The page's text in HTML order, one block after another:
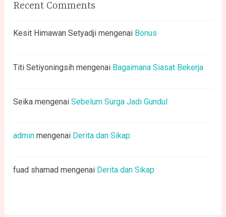
Recent Comments
Kesit Himawan Setyadji mengenai Bonus
Titi Setiyoningsih mengenai Bagaimana Siasat Bekerja
Seika mengenaiSebelum Surga Jadi Gundul
admin mengenai Derita dan Sikap
fuad shamad mengenai Derita dan Sikap